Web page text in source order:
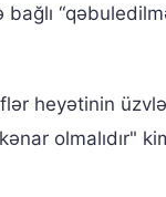
bağlı
heyətinin
olmalıdır"